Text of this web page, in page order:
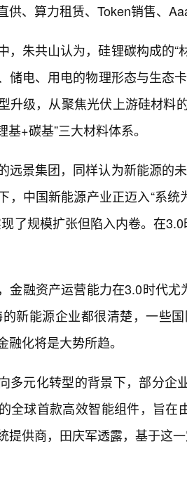
供、算力租赁、Token销售、
，朱共山认为，硅锂碳构成的
储电、用电的物理形态与生态
升级，从聚焦光伏上游硅材料
基+碳基”三大材料体系。
远景集团，同样认为新能源的
，中国新能源产业正迈入“系
了规模扩张但陷入内卷。在
金融资产运营能力在3.0时代
新能源企业都很清楚，一些
融化将是大势所趋。
多元化转型的背景下，部分企
全球首款高效智能组件，旨
提供商，田庆军透露，基于这